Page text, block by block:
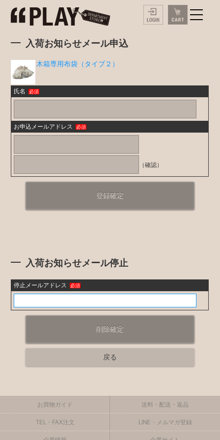
入荷お知らせメール申込
木箱専用布袋（タイプ２）
氏名 必須
お申込メールアドレス 必須
（確認）
入荷お知らせメール停止
停止メールアドレス 必須
お買物ガイド 送料・配送・返品
TEL・FAX注文 LINE・メルマガ登録